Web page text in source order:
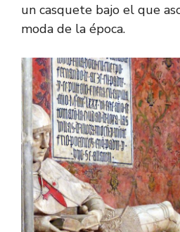
un casquete bajo el que
moda de la época.